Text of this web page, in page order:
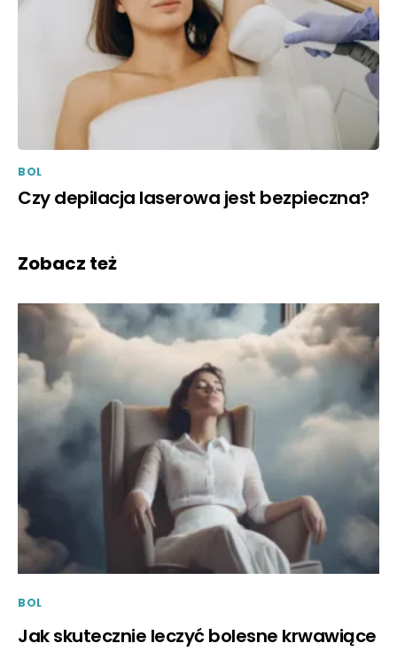
BOL
Czy depilacja laserowa jest bezpieczna?
Zobacz też
BOL
Jak skutecznie leczyć bolesne krwawiące